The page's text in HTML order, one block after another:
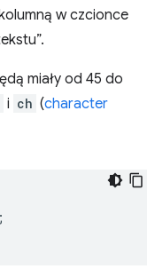
w czcionce
miały od 45 do
i ch (character